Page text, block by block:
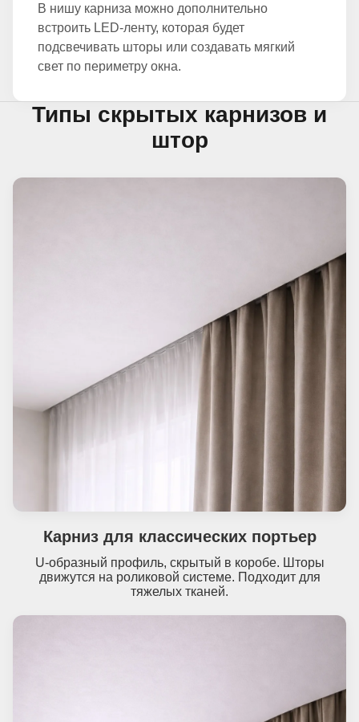
В нишу карниза можно дополнительно
встроить LED-ленту, которая будет
подсвечивать шторы или создавать мягкий
свет по периметру окна.
Типы скрытых карнизов и
штор
Карниз для классических портьер
U-образный профиль, скрытый в коробе. Шторы
движутся на роликовой системе. Подходит для
тяжелых тканей.